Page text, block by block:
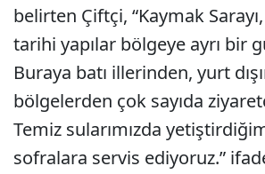
belirten Çiftçi, “Kaymak
tarihi yapılar bölgeye ayrı bir
Buraya batı illerinden, yurt
bölgelerden çok sayıda
Temiz sularımızda
sofralara servis ediyoruz.”